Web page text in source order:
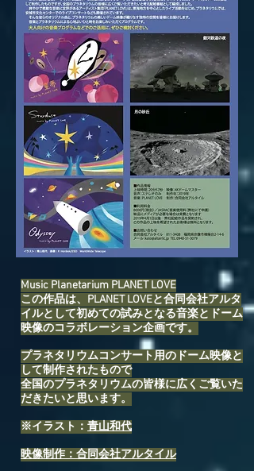
Music Planetarium PLANET LOVE
この作品は、PLANET LOVEと合同会社アルタ
イルとして初めての試みとなる音楽とドーム
映像のコラボレーション企画です。
プラネタリウムコンサート用のドーム映像と
して制作されたもので
全国のプラネタリウムの皆様に広くご覧いた
だきたいと思います。
※イラスト： 青山和代
映像制作：合同会社アルタイル